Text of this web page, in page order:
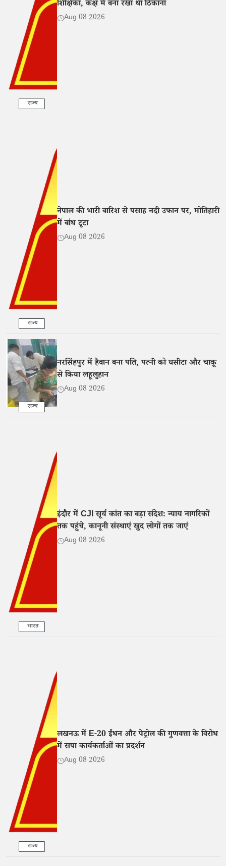
राज्य
शिक्षिका, कक्ष में बना रखा था ठिकाना
Aug 08 2026
राज्य
नेपाल की भारी बारिश से पसाह नदी उफान पर, मोतिहारी
में बांध टूटा
Aug 08 2026
राज्य
नरसिंहपुर में हैवान बना पति, पत्नी को घसीटा और चाकू
से किया लहूलुहान
Aug 08 2026
भारत
इंदौर में CJI सूर्य कांत का बड़ा संदेश: न्याय नागरिकों
तक पहुंचे, कानूनी संस्थाएं खुद लोगों तक जाएं
Aug 08 2026
राज्य
लखनऊ में E-20 ईंधन और पेट्रोल की गुणवत्ता के विरोध
में सपा कार्यकर्ताओं का प्रदर्शन
Aug 08 2026